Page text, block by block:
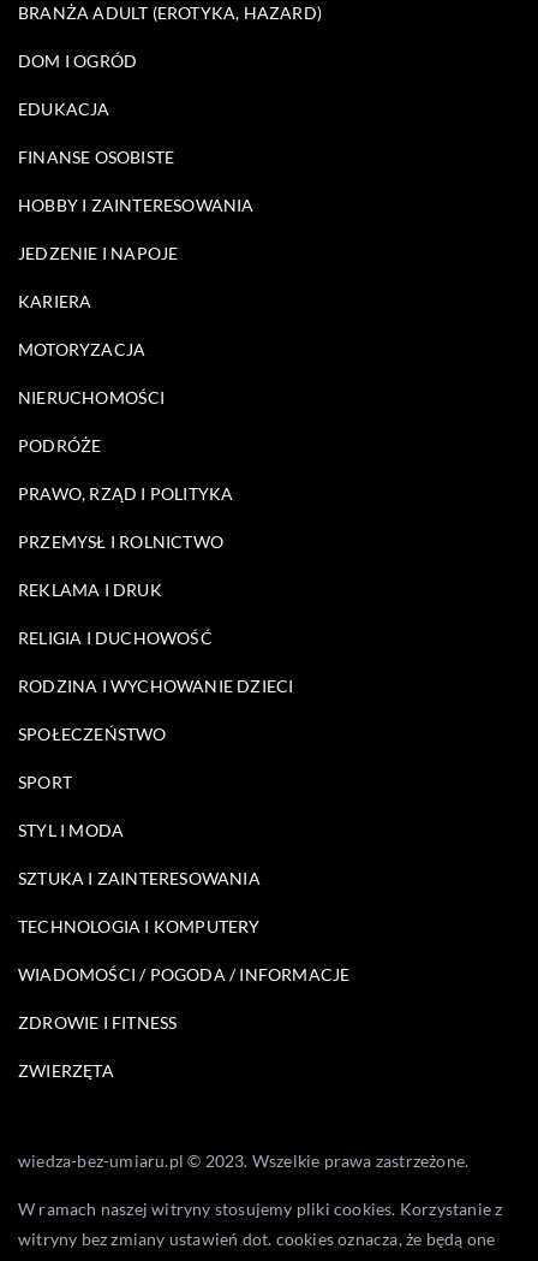
BRANŻA ADULT (EROTYKA, HAZARD)
DOM I OGRÓD
EDUKACJA
FINANSE OSOBISTE
HOBBY I ZAINTERESOWANIA
JEDZENIE I NAPOJE
KARIERA
MOTORYZACJA
NIERUCHOMOŚCI
PODRÓŻE
PRAWO, RZĄD I POLITYKA
PRZEMYSŁ I ROLNICTWO
REKLAMA I DRUK
RELIGIA I DUCHOWOŚĆ
RODZINA I WYCHOWANIE DZIECI
SPOŁECZEŃSTWO
SPORT
STYL I MODA
SZTUKA I ZAINTERESOWANIA
TECHNOLOGIA I KOMPUTERY
WIADOMOŚCI / POGODA / INFORMACJE
ZDROWIE I FITNESS
ZWIERZĘTA
wiedza-bez-umiaru.pl © 2023. Wszelkie prawa zastrzeżone.
W ramach naszej witryny stosujemy pliki cookies. Korzystanie z
witryny bez zmiany ustawień dot. cookies oznacza, że będą one